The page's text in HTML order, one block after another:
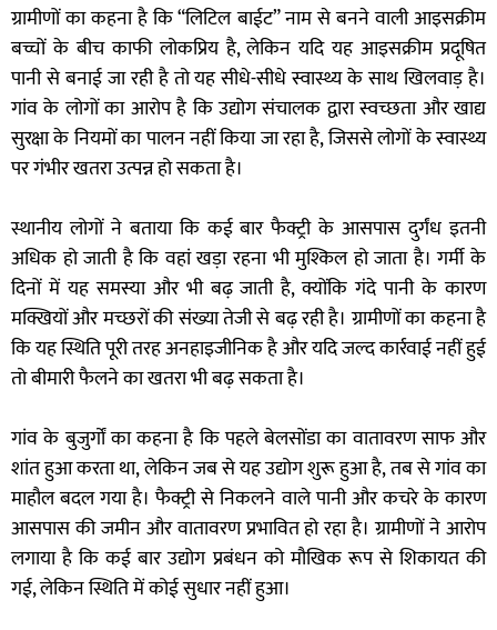
ग्रामीणों का कहना है कि “लिटिल बाईट” नाम से बनने वाली आइसक्रीम
बच्चों के बीच काफी लोकप्रिय है, लेकिन यदि यह आइसक्रीम प्रदूषित
पानी से बनाई जा रही है तो यह सीधे-सीधे स्वास्थ्य के साथ खिलवाड़ है।
गांव के लोगों का आरोप है कि उद्योग संचालक द्वारा स्वच्छता और खाद्य
सुरक्षा के नियमों का पालन नहीं किया जा रहा है, जिससे लोगों के स्वास्थ्य
पर गंभीर खतरा उत्पन्न हो सकता है।
स्थानीय लोगों ने बताया कि कई बार फैक्ट्री के आसपास दुर्गंध इतनी
अधिक हो जाती है कि वहां खड़ा रहना भी मुश्किल हो जाता है। गर्मी के
दिनों में यह समस्या और भी बढ़ जाती है, क्योंकि गंदे पानी के कारण
मक्खियों और मच्छरों की संख्या तेजी से बढ़ रही है। ग्रामीणों का कहना है
कि यह स्थिति पूरी तरह अनहाइजीनिक है और यदि जल्द कार्रवाई नहीं हुई
तो बीमारी फैलने का खतरा भी बढ़ सकता है।
गांव के बुजुर्गों का कहना है कि पहले बेलसोंडा का वातावरण साफ और
शांत हुआ करता था, लेकिन जब से यह उद्योग शुरू हुआ है, तब से गांव का
माहौल बदल गया है। फैक्ट्री से निकलने वाले पानी और कचरे के कारण
आसपास की जमीन और वातावरण प्रभावित हो रहा है। ग्रामीणों ने आरोप
लगाया है कि कई बार उद्योग प्रबंधन को मौखिक रूप से शिकायत की
गई, लेकिन स्थिति में कोई सुधार नहीं हुआ।